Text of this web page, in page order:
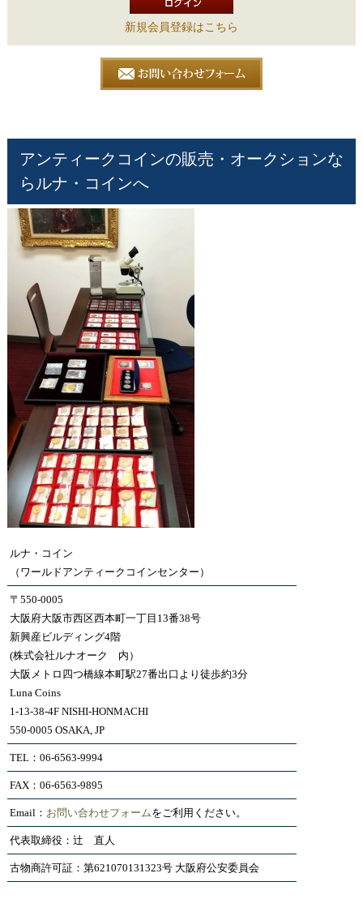
新規会員登録はこちら
アンティークコインの販売・オークションな
らルナ・コインへ
ルナ・コイン
（ワールドアンティークコインセンター）
〒550-0005
大阪府大阪市西区西本町一丁目13番38号
新興産ビルディング4階
(株式会社ルナオーク 内）
大阪メトロ四つ橋線本町駅27番出口より徒歩約3分
Luna Coins
1-13-38-4F NISHI-HONMACHI
550-0005 OSAKA, JP
TEL：06-6563-9994
FAX：06-6563-9895
Email： お問い合わせフォームをご利用ください。
代表取締役：辻 直人
古物商許可証：第621070131323号 大阪府公安委員会